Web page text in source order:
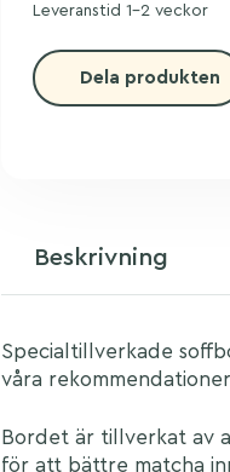
Leveranstid 1-2 veckor
Dela produkten
Beskrivning
Specialtillverkade
våra
Bordet är tillverkat av
för att bättre matcha